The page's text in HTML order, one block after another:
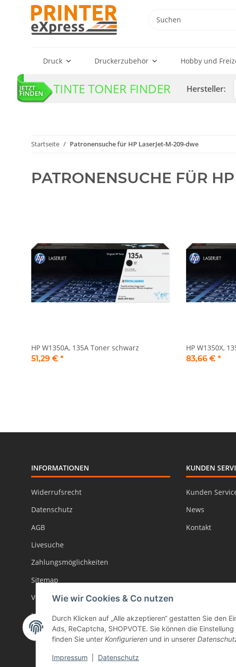
Druck Druckerzubehör Hobby und
JETZT
FINDEN TINTE TONER FINDER Hersteller:
Startseite Patronensuche für HP LaserJet-M-209-dwe
PATRONENSUCHE FÜR
HP W1350A, 135A Toner schwarz
51,29 € *
HP W1350X,
83,66 € *
INFORMATIONEN
Widerrufsrecht
Datenschutz
AGB
Livesuche
Zahlungsmöglichkeiten
Sitemap
Versand
Impressum
Batteriegesetzhinweise
KUNDEN
Kunden
News
Kontakt
Wie wir Cookies & Co nutzen
Durch Klicken auf „Alle akzeptieren“ gestatten Sie den
Ads, ReCaptcha, SHOPVOTE. Sie können die
finden Sie unter Konfigurieren und in unserer
Impressum Datenschutz